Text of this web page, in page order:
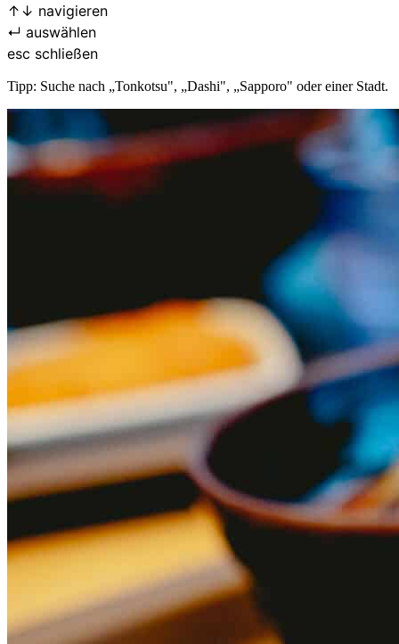
↑ ↓ navigieren
↵ auswählen
esc schließen
Tipp: Suche nach „Tonkotsu", „Dashi", „Sapporo" oder einer Stadt.